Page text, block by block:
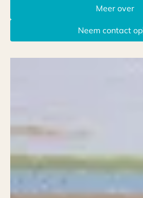
Meer over
Neem contact op